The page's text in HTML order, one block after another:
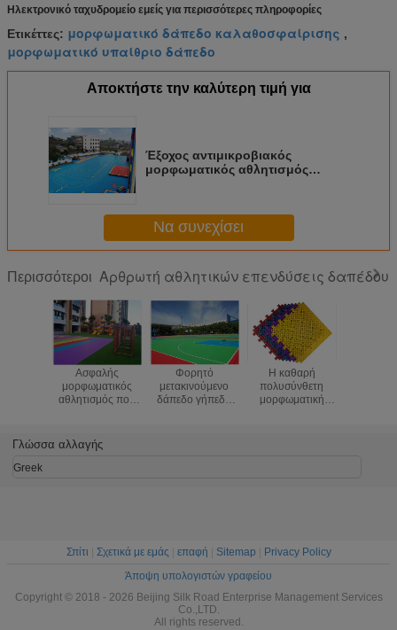
Ηλεκτρονικό ταχυδρομείο εμείς για περισσότερες πληροφορίες
Ετικέττες: μορφωματικό δάπεδο καλαθοσφαίρισης ,
μορφωματικό υπαίθριο δάπεδο
Αποκτήστε την καλύτερη τιμή για
Έξοχος αντιμικροβιακός
μορφωματικός αθλητισμός
Να συνεχίσει
Περισσότεροι Αρθρωτή αθλητικών επενδύσεις δαπέδου
Ασφαλής
μορφωματικός
αθλητισμός που
Φορητό
μετακινούμενο
δάπεδο γήπεδο
Η καθαρή
πολυσύνθετη
μορφωματική
Γλώσσα αλλαγής
Greek
Σπίτι Σχετικά με εμάς επαφή Sitemap
Privacy Policy
Άποψη υπολογιστών γραφείου
Copyright © 2018 - 2026 Beijing Silk Road Enterprise Management Services
Co.,LTD.
All rights reserved.